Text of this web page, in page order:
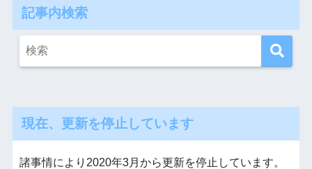
記事内検索
現在、更新を停止しています
諸事情により2020年3月から更新を停止しています。